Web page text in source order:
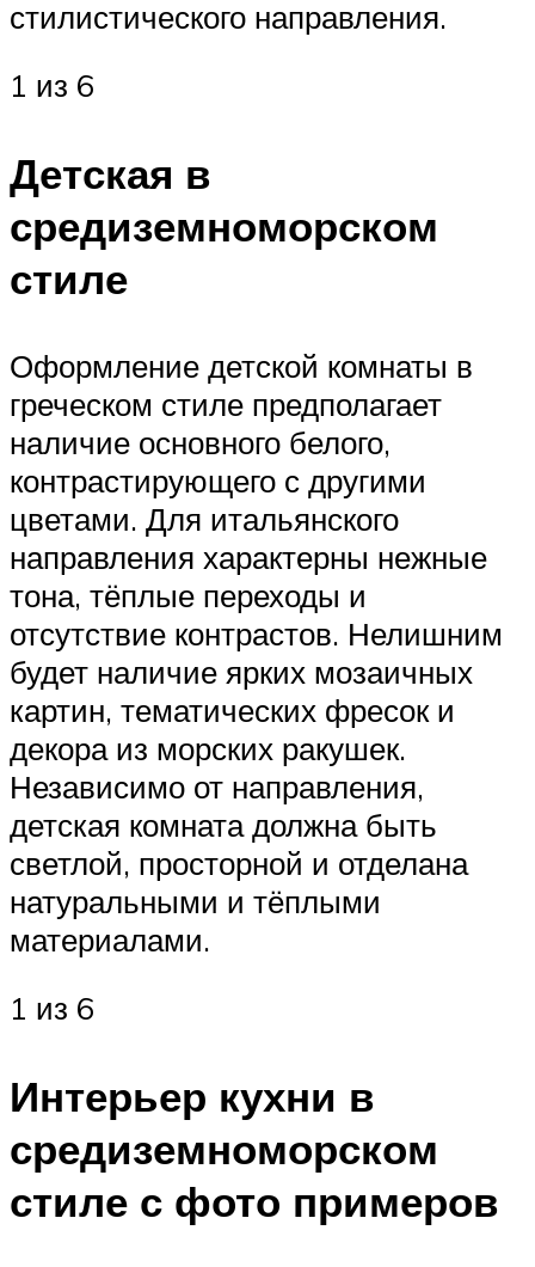
стилистического направления.
1 из 6
Детская в
средиземноморском
стиле
Оформление детской комнаты в
греческом стиле предполагает
наличие основного белого,
контрастирующего с другими
цветами. Для итальянского
направления характерны нежные
тона, тёплые переходы и
отсутствие контрастов. Нелишним
будет наличие ярких мозаичных
картин, тематических фресок и
декора из морских ракушек.
Независимо от направления,
детская комната должна быть
светлой, просторной и отделана
натуральными и тёплыми
материалами.
1 из 6
Интерьер кухни в
средиземноморском
стиле с фото примеров